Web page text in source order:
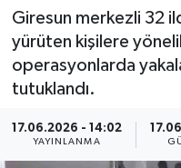
Giresun merkezli 32
yürüten kişilere
operasyonlarda
tutuklandı.
17.06.2026 - 14:02
YAYINLANMA
Sağlık
Son Dakika
Haber Arşivi